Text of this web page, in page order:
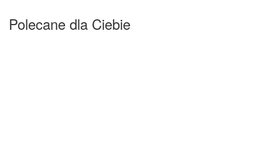
Polecane dla Ciebie